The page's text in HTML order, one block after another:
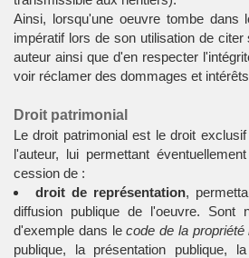
Ainsi, lorsqu'une oeuvre tombe dans
impératif lors de son utilisation de
auteur ainsi que d'en respecter
voir réclamer des dommages et
Droit patrimonial
Le droit patrimonial est le droit
l'auteur, lui permettant
cession de :
droit de représentation,
diffusion publique de l'oeuvre. Sont
d'exemple dans lecode de la propriété
publique, la présentation publique,